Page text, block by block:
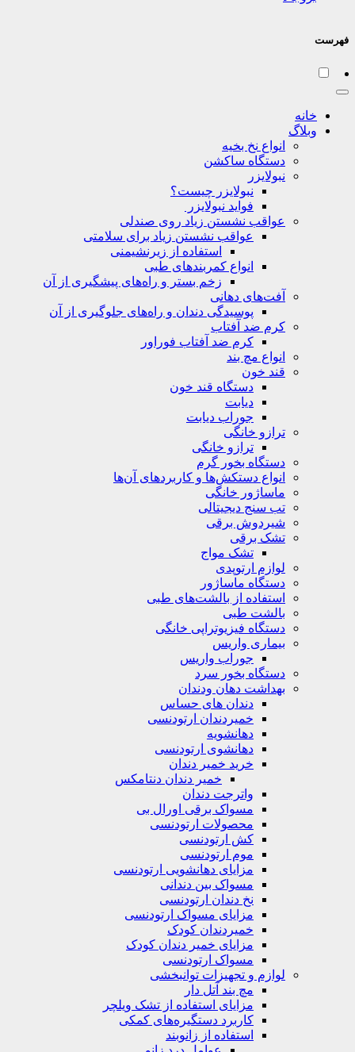
فهرست
خانه
وبلاگ
انواع نخ بخیه
دستگاه ساکشن
نبولایزر
نبولایزر چیست؟
فواید نبولایزر
عواقب نشستن زیاد روی صندلی
عواقب نشستن زیاد برای سلامتی
استفاده از زیرنشیمنی
انواع کمربندهای طبی
زخم بستر و راه‌های پیشگیری از آن
آفت‌های دهانی
پوسیدگی دندان و راه‌های جلوگیری از آن
کرم ضد آفتاب
کرم ضد آفتاب فوراور
انواع مچ بند
قند خون
دستگاه قند خون
دیابت
جوراب دیابت
ترازو خانگی
ترازو خانگی
دستگاه بخور گرم
انواع دستکش‌ها و کاربردهای آن‌ها
ماساژور خانگی
تب سنج دیجیتالی
شیردوش برقی
تشک برقی
تشک مواج
لوازم ارتوپدی
دستگاه ماساژور
استفاده از بالشت‌های طبی
بالشت‌ طبی
دستگاه فیزیوتراپی خانگی
بیماری واریس
جوراب واریس
دستگاه‌ بخور سرد
بهداشت دهان ودندان
دندان های حساس
خمیردندان ارتودنسی
دهانشویه‌
دهانشوی ارتودنسی
خرید خمیر دندان
خمیر دندان دنتامکس
واترجت دندان
مسواک برقی اورال بی
محصولات ارتودنسی
کش ارتودنسی
موم ارتودنسی
مزایای دهانشویی ارتودنسی
مسواک بین دندانی
نخ دندان ارتودنسی
مزایای مسواک ارتودنسی
خمیردندان کودک
مزایای خمیر دندان کودک
مسواک ارتودنسی
لوازم و تجهیزات توانبخشی
مچ بند آتل دار
مزایای استفاده از تشک ویلچر
کاربرد دستگیره‌های کمکی
استفاده از زانوبند